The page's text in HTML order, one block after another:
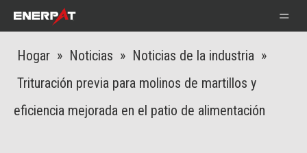
Hogar » Noticias » Noticias de la industria »
Trituración previa para molinos de martillos y
eficiencia mejorada en el patio de alimentación